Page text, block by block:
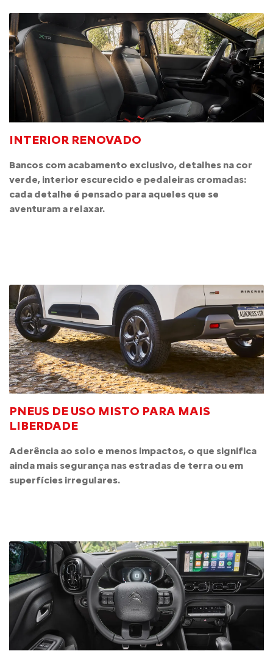
INTERIOR RENOVADO
Bancos com acabamento exclusivo, detalhes na cor
verde, interior escurecido e pedaleiras cromadas:
cada detalhe é pensado para aqueles que se
aventuram a relaxar.
PNEUS DE USO MISTO PARA MAIS
LIBERDADE
Aderência ao solo e menos impactos, o que significa
ainda mais segurança nas estradas de terra ou em
superfícies irregulares.